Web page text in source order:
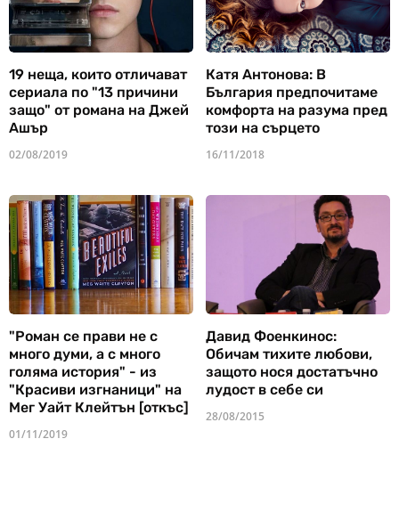
19 неща, които отличават
сериала по "13 причини
защо" от романа на Джей
Ашър
02/08/2019
Катя Антонова: В
България предпочитаме
комфорта на разума пред
този на сърцето
16/11/2018
"Роман се прави не с
много думи, а с много
голяма история" - из
"Красиви изгнаници" на
Мег Уайт Клейтън [откъс]
01/11/2019
Давид Фоенкинос:
Обичам тихите любови,
защото нося достатъчно
лудост в себе си
28/08/2015